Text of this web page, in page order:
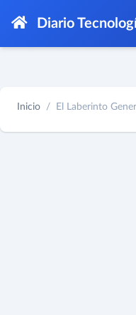
Diario
Inicio El Laberinto